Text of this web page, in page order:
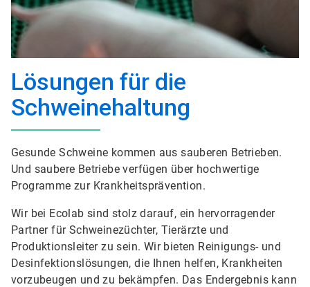
Lösungen für die
Schweinehaltung
Gesunde Schweine kommen aus sauberen Betrieben.
Und saubere Betriebe verfügen über hochwertige
Programme zur Krankheitsprävention.
Wir bei Ecolab sind stolz darauf, ein hervorragender
Partner für Schweinezüchter, Tierärzte und
Produktionsleiter zu sein. Wir bieten Reinigungs- und
Desinfektionslösungen, die Ihnen helfen, Krankheiten
vorzubeugen und zu bekämpfen. Das Endergebnis kann